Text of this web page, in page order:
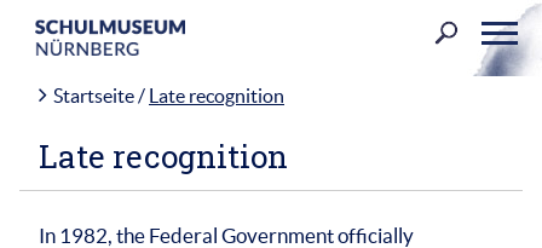
Startseite/ Late recognition
Late recognition
In 1982, the Federal Government officially